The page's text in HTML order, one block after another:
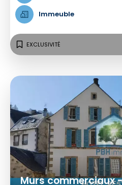
Immeuble
EXCLUSIVITÉ
Murs commerciaux